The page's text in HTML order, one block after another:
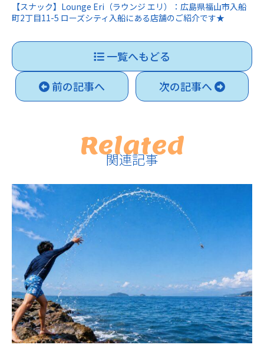
【スナック】Lounge Eri（ラウンジ エリ）：広島県福山市入船
町2丁目11-5 ローズシティ入船にある店舗のご紹介です★
一覧へもどる
前の記事へ
次の記事へ
Related
関連記事